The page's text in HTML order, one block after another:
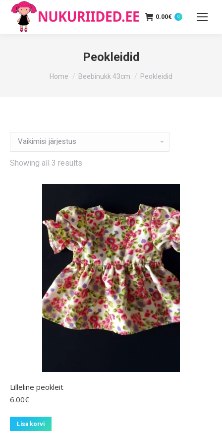
0.00€ 0
Peokleidid
You are here:
Home Beebinukk 43cm Peokleidid
Showing all 3 results
Lilleline peokleit
6.00€
Lisa korvi